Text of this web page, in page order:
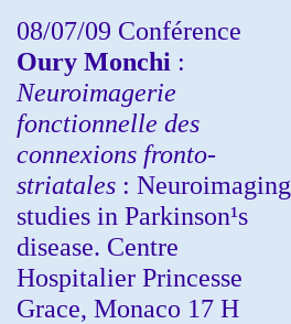
08/07/09 Conférence
Oury Monchi :
Neuroimagerie
fonctionnelle des
connexions fronto-
striatales : Neuroimaging
studies in Parkinson¹s
disease. Centre
Hospitalier Princesse
Grace, Monaco 17 H